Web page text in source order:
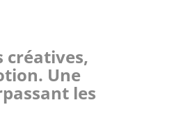
créatives,
Une
les